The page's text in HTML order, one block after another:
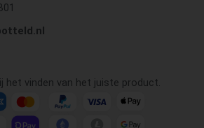
het vinden van het juiste product.